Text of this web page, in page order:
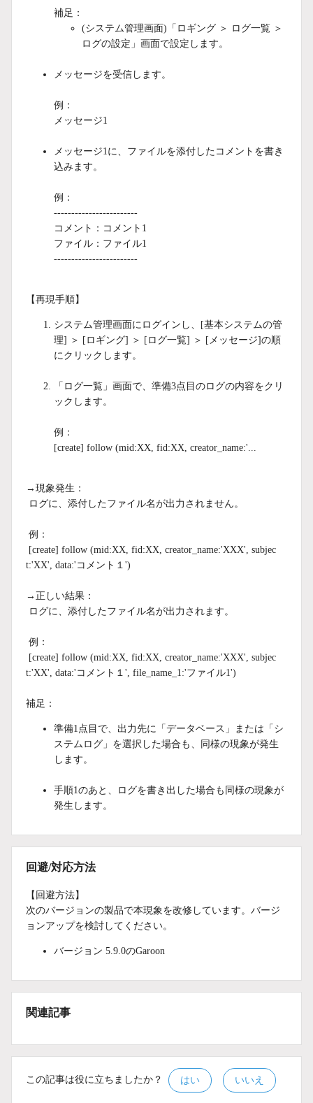
補足：
(システム管理画面)「ロギング ＞ ログ一覧 ＞
ログの設定」画面で設定します。
メッセージを受信します。
例：
メッセージ1
メッセージ1に、ファイルを添付したコメントを書き
込みます。
例：
------------------------
コメント：コメント1
ファイル：ファイル1
------------------------
【再現手順】
システム管理画面にログインし、[基本システムの管
理] ＞ [ロギング] ＞ [ログ一覧] ＞ [メッセージ]の順
にクリックします。
「ログ一覧」画面で、準備3点目のログの内容をクリ
ックします。
例：
[create] follow (mid:XX, fid:XX, creator_name:'...
→現象発生：
ログに、添付したファイル名が出力されません。
例：
[create] follow (mid:XX, fid:XX, creator_name:'XXX', subjec
t:'XX', data:'コメント１')
→正しい結果：
ログに、添付したファイル名が出力されます。
例：
[create] follow (mid:XX, fid:XX, creator_name:'XXX', subjec
t:'XX', data:'コメント１', file_name_1:'ファイル1')
補足：
準備1点目で、出力先に「データベース」または「シ
ステムログ」を選択した場合も、同様の現象が発生
します。
手順1のあと、ログを書き出した場合も同様の現象が
発生します。
回避/対応方法
【回避方法】
次のバージョンの製品で本現象を改修しています。バージ
ョンアップを検討してください。
バージョン 5.9.0のGaroon
関連記事
この記事は役に立ちましたか？ はい いいえ